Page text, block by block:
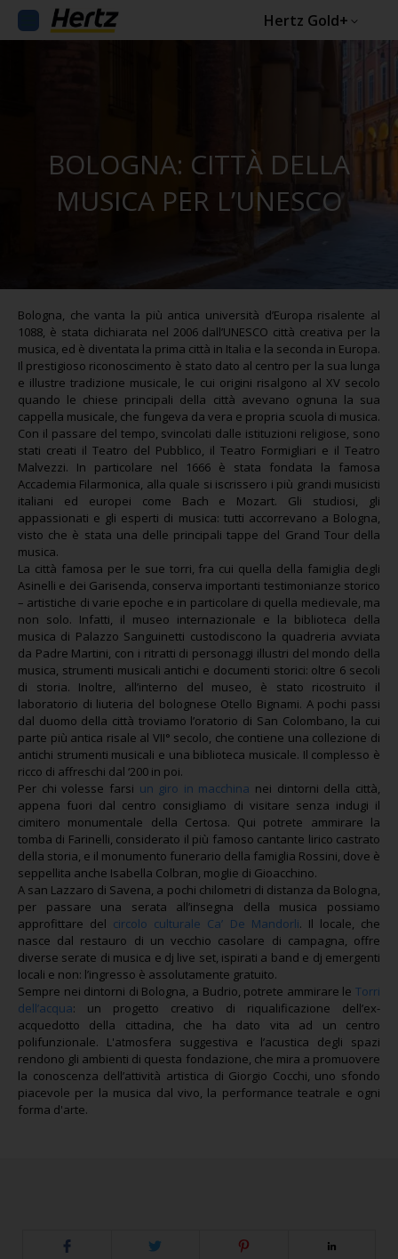
Hertz Gold+
BOLOGNA: CITTÀ DELLA
MUSICA PER L’UNESCO
Bologna, che vanta la più antica università d’Europa risalente al
1088, è stata dichiarata nel 2006 dall’UNESCO città creativa per la
musica, ed è diventata la prima città in Italia e la seconda in Europa.
Il prestigioso riconoscimento è stato dato al centro per la sua lunga
e illustre tradizione musicale, le cui origini risalgono al XV secolo
quando le chiese principali della città avevano ognuna la sua
cappella musicale, che fungeva da vera e propria scuola di musica.
Con il passare del tempo, svincolati dalle istituzioni religiose, sono
stati creati il Teatro del Pubblico, il Teatro Formigliari e il Teatro
Malvezzi. In particolare nel 1666 è stata fondata la famosa
Accademia Filarmonica, alla quale si iscrissero i più grandi musicisti
italiani ed europei come Bach e Mozart. Gli studiosi, gli
appassionati e gli esperti di musica: tutti accorrevano a Bologna,
visto che è stata una delle principali tappe del Grand Tour della
musica.
La città famosa per le sue torri, fra cui quella della famiglia degli
Asinelli e dei Garisenda, conserva importanti testimonianze storico
– artistiche di varie epoche e in particolare di quella medievale, ma
non solo. Infatti, il museo internazionale e la biblioteca della
musica di Palazzo Sanguinetti custodiscono la quadreria avviata
da Padre Martini, con i ritratti di personaggi illustri del mondo della
musica, strumenti musicali antichi e documenti storici: oltre 6 secoli
di storia. Inoltre, all’interno del museo, è stato ricostruito il
laboratorio di liuteria del bolognese Otello Bignami. A pochi passi
dal duomo della città troviamo l’oratorio di San Colombano, la cui
parte più antica risale al VII° secolo, che contiene una collezione di
antichi strumenti musicali e una biblioteca musicale. Il complesso è
ricco di affreschi dal ‘200 in poi.
Per chi volesse farsi un giro in macchina nei dintorni della città,
appena fuori dal centro consigliamo di visitare senza indugi il
cimitero monumentale della Certosa. Qui potrete ammirare la
tomba di Farinelli, considerato il più famoso cantante lirico castrato
della storia, e il monumento funerario della famiglia Rossini, dove è
seppellita anche Isabella Colbran, moglie di Gioacchino.
A san Lazzaro di Savena, a pochi chilometri di distanza da Bologna,
per passare una serata all’insegna della musica possiamo
approfittare del circolo culturale Ca’ De Mandorli. Il locale, che
nasce dal restauro di un vecchio casolare di campagna, offre
diverse serate di musica e dj live set, ispirati a band e dj emergenti
locali e non: l’ingresso è assolutamente gratuito.
Sempre nei dintorni di Bologna, a Budrio, potrete ammirare le Torri
dell’acqua: un progetto creativo di riqualificazione dell’ex-
acquedotto della cittadina, che ha dato vita ad un centro
polifunzionale. L'atmosfera suggestiva e l’acustica degli spazi
rendono gli ambienti di questa fondazione, che mira a promuovere
la conoscenza dell’attività artistica di Giorgio Cocchi, uno sfondo
piacevole per la musica dal vivo, la performance teatrale e ogni
forma d'arte.